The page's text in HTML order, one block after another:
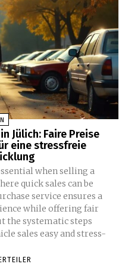
Jülich: Faire Preise
eine stressfreie
when selling a
quick sales can be
service ensures a
while offering fair
the systematic steps
sales easy and stress-